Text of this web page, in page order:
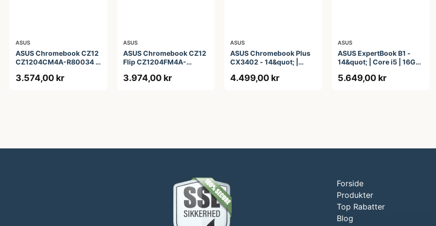
ASUS
ASUS Chromebook CZ12
CZ1204CM4A-R80034 -
Kompanio 540 - 4 GB
3.574,00 kr
ASUS
ASUS Chromebook CZ12
Flip CZ1204FM4A-
MediaTek Kompanio 540
3.974,00 kr
ASUS
ASUS Chromebook Plus
CX3402 - 14&quot; |
4.499,00 kr
ASUS
ASUS ExpertBook B1 -
14&quot; | Core i5 | 16GB
5.649,00 kr
Forside
Produkter
Top Rabatter
Blog